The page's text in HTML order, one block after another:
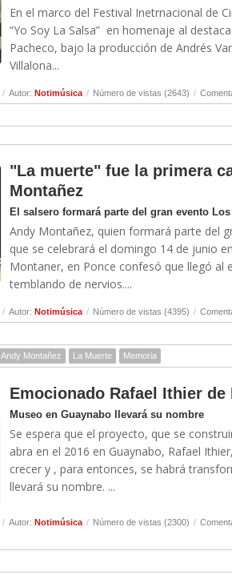
En el marco del Festival Inetrnacional de
“Yo Soy La Salsa” en homenaje al
Pacheco, bajo la producción de Andrés
Villalona...
/ Autor: Notimúsica / Número de vistas (2643) /
"La muerte" fue la primera
Montañez
El salsero formará parte del gran evento
Andy Montañez, quien formará parte del
que se celebrará el domingo 14 de junio
Montaner, en Ponce confesó que llegó al
temblando de nervios....
/ Autor: Notimúsica / Número de vistas (4395) /
Andy Montañez La Muerte Memoria
Emocionado Rafael Ithier de
Museo en Guaynabo llevará su nombre
Se espera que el proyecto, que se
abra en el 2016 en Guaynabo, Rafael
crecer y , para entonces, se habrá
llevará su nombre. ...
/ Autor: Notimúsica / Número de vistas (2300) /